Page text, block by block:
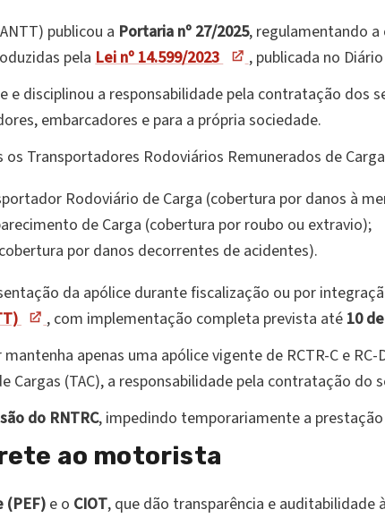
publicou a Portaria nº 27/2025, regulamentando
pelaLei nº 14.599/2023
, publicada no
e disciplinou a responsabilidade pela contratação dos
embarcadores e para a própria sociedade.
Transportadores Rodoviários Remunerados de
Rodoviário de Carga (cobertura por danos à
de Carga (cobertura por roubo ou extravio);
por danos decorrentes de acidentes).
da apólice durante fiscalização ou por
, com implementação completa prevista até 10
apenas uma apólice vigente de RCTR-C e RC-
(TAC), a responsabilidade pela contratação do
do RNTRC, impedindo temporariamente a
ao motorista
(PEF) e o CIOT, que dão transparência e